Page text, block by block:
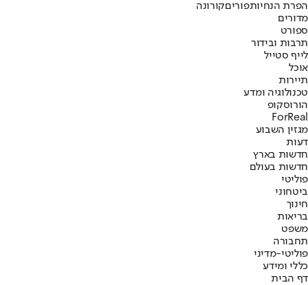
הפרת הנחיותפוריםקורונה
מדורים
ספורט
תרבות ובידור
לייף סטייל
אוכל
תיירות
טכנולוגיה ומדע
הורוסקופ
ForReal
מגזין השבוע
דעות
חדשות בארץ
חדשות בעולם
פוליטי
ביטחוני
חינוך
בריאות
משפט
תחבורה
פוליטי-מדיני
כללי ומידע
דף הבית